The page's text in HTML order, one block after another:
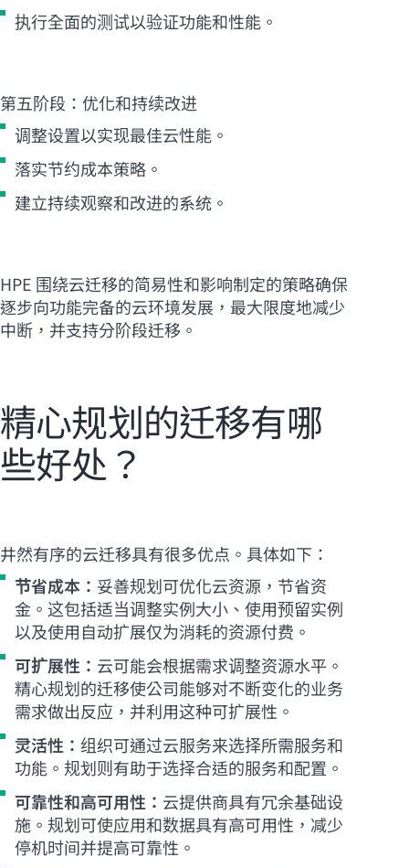
执行全面的测试以验证功能和性能。
第五阶段：优化和持续改进
调整设置以实现最佳云性能。
落实节约成本策略。
建立持续观察和改进的系统。
HPE 围绕云迁移的简易性和影响制定的策略确保
逐步向功能完备的云环境发展，最大限度地减少
中断，并支持分阶段迁移。
精心规划的迁移有哪
些好处？
井然有序的云迁移具有很多优点。具体如下：
节省成本： 妥善规划可优化云资源，节省资
金。这包括适当调整实例大小、使用预留实例
以及使用自动扩展仅为消耗的资源付费。
可扩展性： 云可能会根据需求调整资源水平。
精心规划的迁移使公司能够对不断变化的业务
需求做出反应，并利用这种可扩展性。
灵活性： 组织可通过云服务来选择所需服务和
功能。规划则有助于选择合适的服务和配置。
可靠性和高可用性： 云提供商具有冗余基础设
施。规划可使应用和数据具有高可用性，减少
停机时间并提高可靠性。